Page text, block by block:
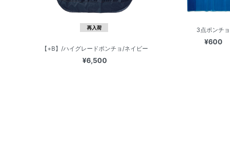
再入荷
【+B】/ハイグレードポンチョ/ネイビー
¥6,500
3点ポンチョ
¥600